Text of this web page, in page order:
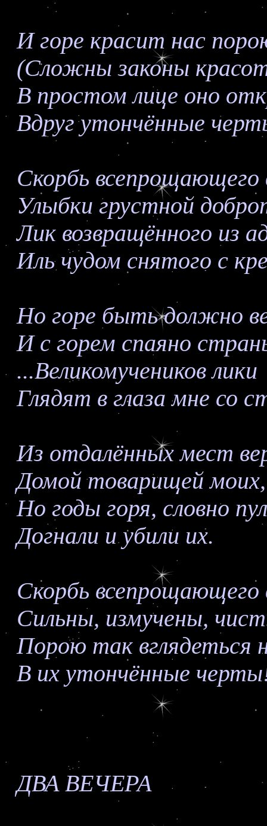
И горе красит нас
(Сложны законы
В простом лице оно
Вдруг утончённые
Скорбь всепрощающего
Улыбки грустной
Лик возвращённого из
Иль чудом снятого с
Но горе быть должно
И с горем спаяно
...Великомучеников лики
Глядят в глаза мне со
Из отдалённых мест
Домой товарищей моих,
Но годы горя, словно
Догнали и убили их.
Скорбь всепрощающего
Сильны, измучены,
Порою так вглядеться
В их утончённые
ДВА ВЕЧЕРА